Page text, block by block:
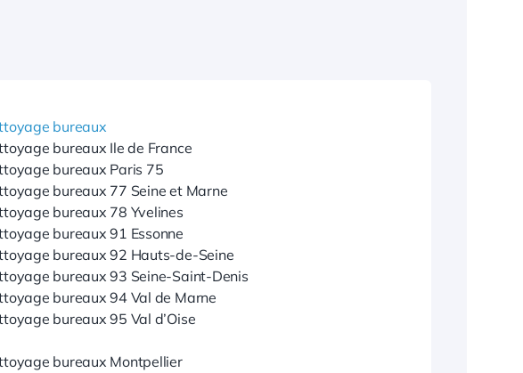
bureaux
bureaux Ile de France
bureaux Paris 75
bureaux 77 Seine et Marne
bureaux 78 Yvelines
bureaux 91 Essonne
bureaux 92 Hauts-de-Seine
bureaux 93 Seine-Saint-Denis
bureaux 94 Val de Marne
bureaux 95 Val d’Oise
bureaux Montpellier